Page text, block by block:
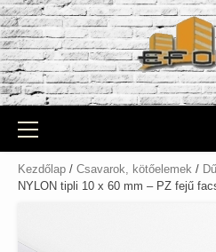
Skip
to
content
Primary
Menu
Kezdőlap / Csavarok, kötőelemek /
NYLON tipli 10 x 60 mm – PZ fejű